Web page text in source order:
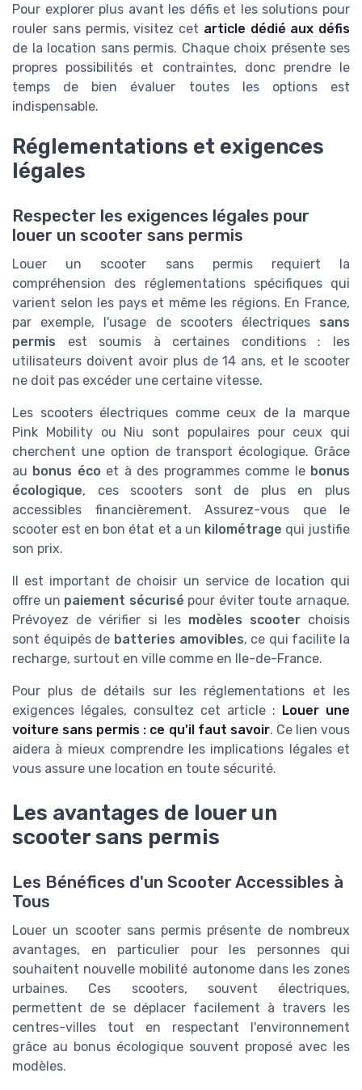
Pour explorer plus avant les défis et les solutions pour
rouler sans permis, visitez cet article dédié aux défis
de la location sans permis. Chaque choix présente ses
propres possibilités et contraintes, donc prendre le
temps de bien évaluer toutes les options est
indispensable.
Réglementations et exigences
légales
Respecter les exigences légales pour
louer un scooter sans permis
Louer un scooter sans permis requiert la
compréhension des réglementations spécifiques qui
varient selon les pays et même les régions. En France,
par exemple, l'usage de scooters électriques sans
permis est soumis à certaines conditions : les
utilisateurs doivent avoir plus de 14 ans, et le scooter
ne doit pas excéder une certaine vitesse.
Les scooters électriques comme ceux de la marque
Pink Mobility ou Niu sont populaires pour ceux qui
cherchent une option de transport écologique. Grâce
au bonus éco et à des programmes comme le bonus
écologique, ces scooters sont de plus en plus
accessibles financièrement. Assurez-vous que le
scooter est en bon état et a un kilométrage qui justifie
son prix.
Il est important de choisir un service de location qui
offre un paiement sécurisé pour éviter toute arnaque.
Prévoyez de vérifier si les modèles scooter choisis
sont équipés de batteries amovibles, ce qui facilite la
recharge, surtout en ville comme en Ile-de-France.
Pour plus de détails sur les réglementations et les
exigences légales, consultez cet article :
Louer une
voiture sans permis : ce qu'il faut savoir. Ce lien vous
aidera à mieux comprendre les implications légales et
vous assure une location en toute sécurité.
Les avantages de louer un
scooter sans permis
Les Bénéfices d'un Scooter Accessibles à
Tous
Louer un scooter sans permis présente de nombreux
avantages, en particulier pour les personnes qui
souhaitent nouvelle mobilité autonome dans les zones
urbaines. Ces scooters, souvent électriques,
permettent de se déplacer facilement à travers les
centres-villes tout en respectant l'environnement
grâce au bonus écologique souvent proposé avec les
modèles.